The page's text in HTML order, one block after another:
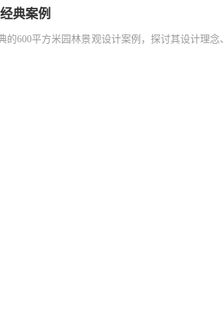
典案例
的600平方米园林景观设计案例，探讨其设计理